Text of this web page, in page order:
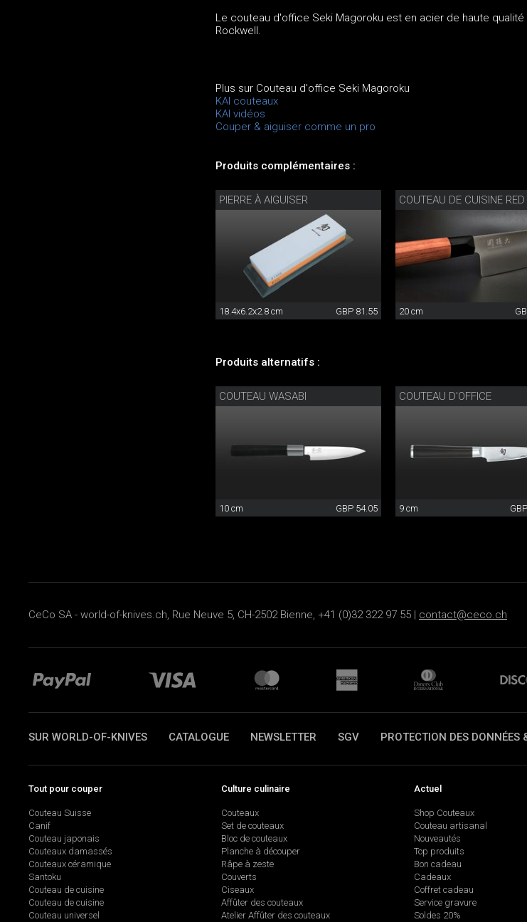
Le couteau d'office Seki Magoroku est en acier de haute
Rockwell.
Plus sur Couteau d'office Seki Magoroku
KAI couteaux
KAI vidéos
Couper & aiguiser comme un pro
Produits complémentaires :
PIERRE À AIGUISER
18.4x6.2x2.8 cm GBP 81.55 20 cm
Produits alternatifs :
COUTEAU WASABI
10 cm GBP 54.05
COUTEAU D'OFFICE
9 cm
CeCo SA - world-of-knives.ch, Rue Neuve 5, CH-2502 Bienne, +41 (0)32 322 97 55 | contact@ceco.ch
SUR WORLD-OF-KNIVES CATALOGUE NEWSLETTER SGV PROTECTION DES DONNÉES
Tout pour couper
Couteau Suisse
Canif
Couteau japonais
Couteaux damassés
Couteaux céramique
Santoku
Couteau de cuisine
Couteau de cuisine
Couteau universel
Culture culinaire
Couteaux
Set de couteaux
Bloc de couteaux
Planche à découper
Râpe à zeste
Couverts
Ciseaux
Affûter des couteaux
Atelier Affûter des couteaux
Actuel
Shop Couteaux
Couteau artisanal
Nouveautés
Top produits
Bon cadeau
Cadeaux
Coffret cadeau
Service gravure
Soldes 20%